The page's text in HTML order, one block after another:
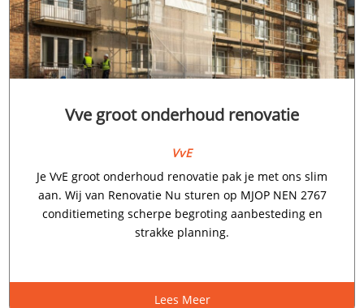
Vve groot onderhoud renovatie
VvE
Je VvE groot onderhoud renovatie pak je met ons slim
aan.​ Wij van Renovatie Nu sturen op MJOP NEN 2767
conditiemeting scherpe begroting aanbesteding en
strakke planning.​
Lees Meer